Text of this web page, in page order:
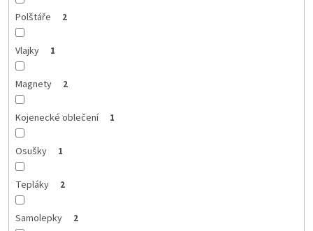
Polštáře 2
Vlajky 1
Magnety 2
Kojenecké oblečení 1
Osušky 1
Tepláky 2
Samolepky 2